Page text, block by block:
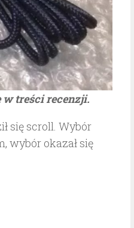
w treści recenzji.
się scroll. Wybór
wybór okazał się